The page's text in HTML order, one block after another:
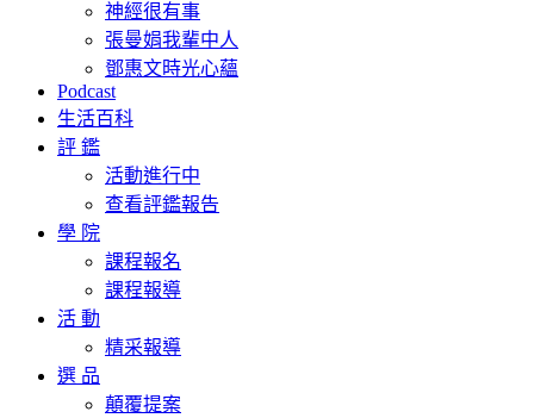
神經很有事
張曼娟我輩中人
鄧惠文時光心蘊
Podcast
生活百科
評 鑑
活動進行中
查看評鑑報告
學 院
課程報名
課程報導
活 動
精采報導
選 品
顛覆提案